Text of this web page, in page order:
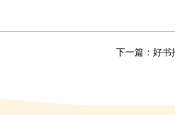
下一篇：好书推荐